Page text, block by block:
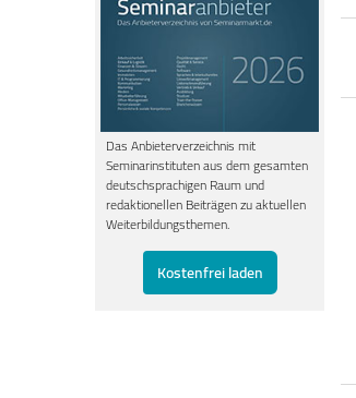
Das Anbieterverzeichnis mit
Seminarinstituten aus dem gesamten
deutschsprachigen Raum und
redaktionellen Beiträgen zu aktuellen
Weiterbildungsthemen.
Kostenfrei laden